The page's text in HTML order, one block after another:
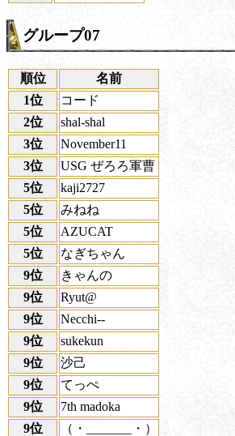
グループ07
順位
名前
1位
コード
2位
shal-shal
3位
November11
3位
USG ぜろろ軍曹
5位
kaji2727
5位
みねね
5位
AZUCAT
5位
なぎちゃん
9位
きゃんの
9位
Ryut@
9位
Necchi--
9位
sukekun
9位
沙己
9位
てっぺ
9位
7th madoka
9位
（・_______・）